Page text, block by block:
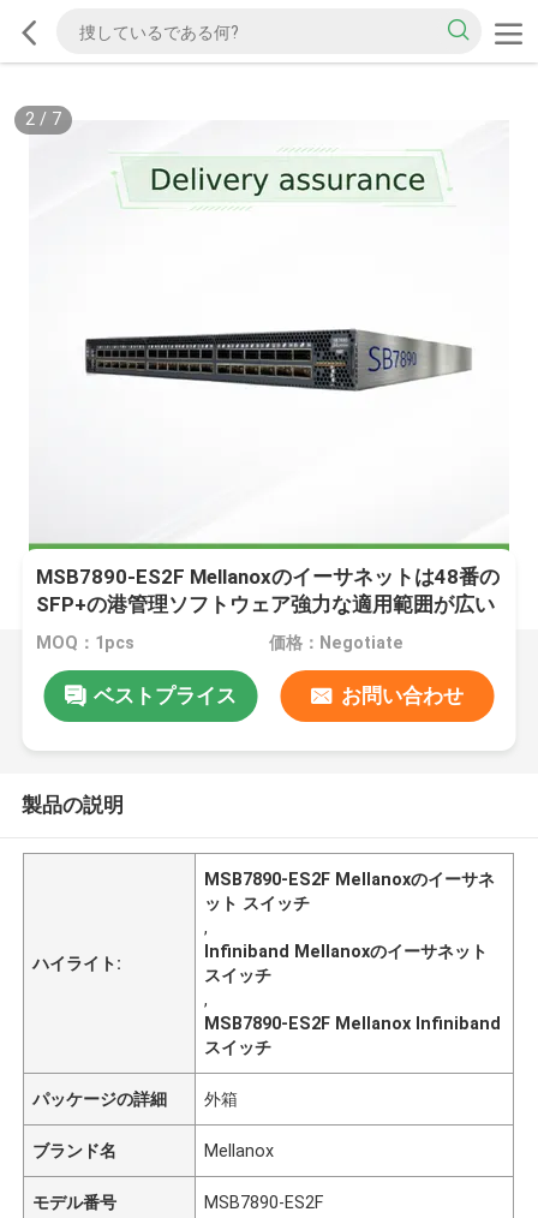
2/ 7
MSB7890-ES2F Mellanoxのイーサネットは48番の
SFP+の港管理ソフトウェア強力な適用範囲が広い
転換する
MOQ：1pcs 価格：Negotiate
ベストプライス お問い合わせ
製品の説明
ハイライト:
MSB7890-ES2F Mellanoxのイーサネ
ット スイッチ
,
Infiniband Mellanoxのイーサネット
スイッチ
,
MSB7890-ES2F Mellanox Infiniband
スイッチ
パッケージの詳細 外箱
ブランド名 Mellanox
モデル番号 MSB7890-ES2F